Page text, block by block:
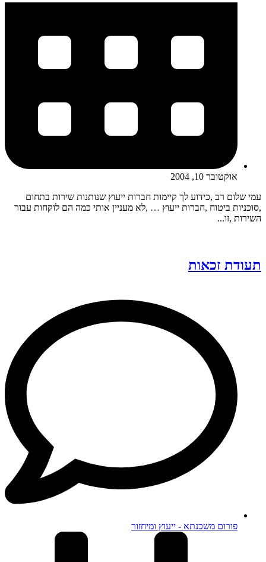
אוקטובר 10, 2004
עמי שלום רב ,כידוע לך קיימות חברות ייעוץ שנותנות שירות בתחום
,סוכניות ביטוח ,חברות ייעוץ … ,לא מעניין אותי כמה הם לוקחות עבור
השירות ,זו...
תעודת זכאות
פורום משכנתא - ייעוץ ומיחזור